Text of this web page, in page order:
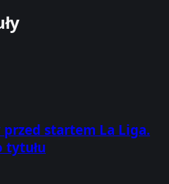
startem La Liga.
tytułu